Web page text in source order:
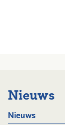
Nieuws
Nieuws